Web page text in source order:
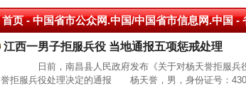
首页- 中国省市公众网.中国/中国省市信息网.中国 -
江西一男子拒服兵役 当地通报五项惩戒处理
日前，南昌县人民政府发布《关于对杨天誉拒服兵
誉拒服兵役处理决定的通报 杨天誉，男，身份证号：